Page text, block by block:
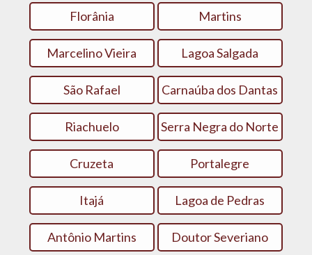
Florânia Martins
Marcelino Vieira Lagoa Salgada
São Rafael Carnaúba dos Dantas
Riachuelo Serra Negra do Norte
Cruzeta Portalegre
Itajá Lagoa de Pedras
Antônio Martins Doutor Severiano